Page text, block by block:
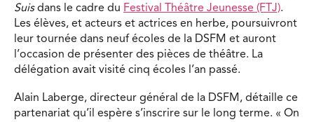
Suisdans le cadre du Festival Théâtre Jeunesse (FTJ).
Les élèves, et acteurs et actrices en herbe, poursuivront
leur tournée dans neuf écoles de la DSFM et auront
l’occasion de présenter des pièces de théâtre. La
délégation avait visité cinq écoles l’an passé.
Alain Laberge, directeur général de la DSFM, détaille ce
partenariat qu’il espère s’inscrire sur le long terme. « On